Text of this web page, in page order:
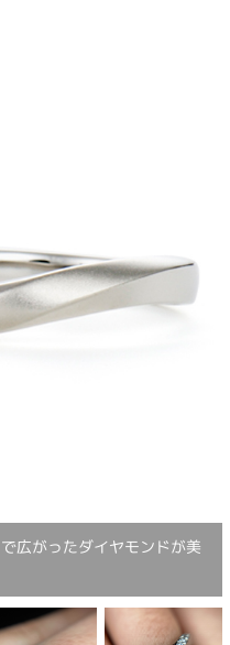
広がったダイヤモンドが美